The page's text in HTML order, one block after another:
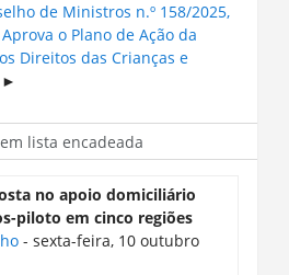
de Ministros n.º 158/2025,
o Plano de Ação da
Direitos das Crianças e
no apoio domiciliário
piloto em cinco regiões
- sexta-feira, 10 outubro